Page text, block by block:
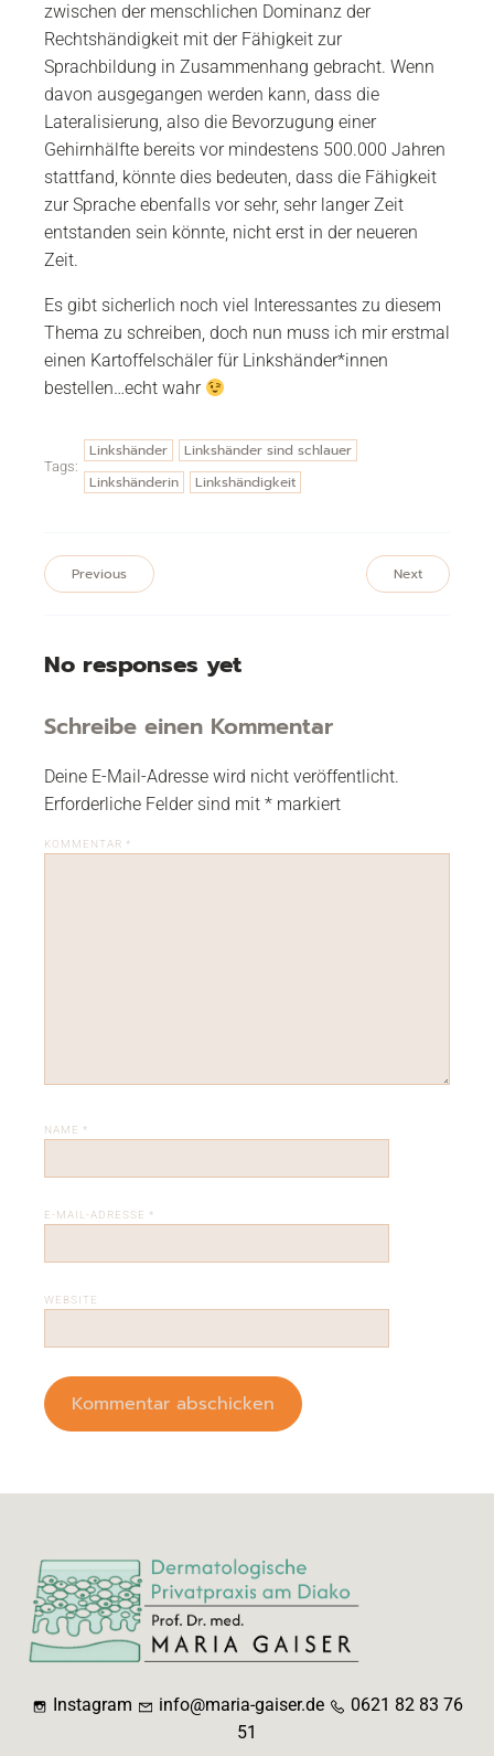
zwischen der menschlichen Dominanz der
Rechtshändigkeit mit der Fähigkeit zur
Sprachbildung in Zusammenhang gebracht. Wenn
davon ausgegangen werden kann, dass die
Lateralisierung, also die Bevorzugung einer
Gehirnhälfte bereits vor mindestens 500.000 Jahren
stattfand, könnte dies bedeuten, dass die Fähigkeit
zur Sprache ebenfalls vor sehr, sehr langer Zeit
entstanden sein könnte, nicht erst in der neueren
Zeit.
Es gibt sicherlich noch viel Interessantes zu diesem
Thema zu schreiben, doch nun muss ich mir erstmal
einen Kartoffelschäler für Linkshänder*innen
bestellen…echt wahr
Tags:
Linkshänder
Linkshänder sind schlauer
Linkshänderin
Linkshändigkeit
Previous Next
No responses yet
Schreibe einen Kommentar
Deine E-Mail-Adresse wird nicht veröffentlicht.
Erforderliche Felder sind mit * markiert
KOMMENTAR *
NAME *
E-MAIL-ADRESSE *
WEBSITE
Instagram info@maria-gaiser.de
0621 82 83 76
51